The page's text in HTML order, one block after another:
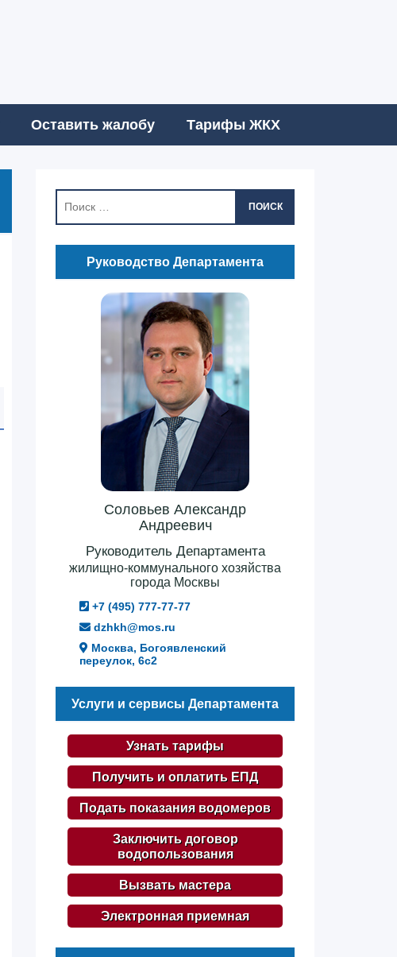
Оставить жалобу Тарифы ЖКХ
ПОИСК
Руководство Департамента
Соловьев Александр
Андреевич
Руководитель Департамента
жилищно-коммунального хозяйства
города Москвы
+7 (495) 777-77-77
dzhkh@mos.ru
Москва, Богоявленский
переулок, 6с2
Услуги и сервисы Департамента
Узнать тарифы
Получить и оплатить ЕПД
Подать показания водомеров
Заключить договор
водопользования
Вызвать мастера
Электронная приемная